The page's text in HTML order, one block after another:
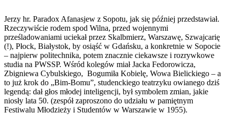
Jerzy hr. Paradox Afanasjew z Sopotu, jak się później przedstawiał.
Rzeczywiście rodem spod Wilna, przed wojennymi
prześladowaniami uciekał przez Skalbmierz, Warszawę, Szwajcarię
(!), Płock, Białystok, by osiąść w Gdańsku, a konkretnie w Sopocie
– najpierw politechnika, potem znacznie ciekawsze i rozrywkowe
studia na PWSSP. Wśród kolegów miał Jacka Fedorowicza,
Zbigniewa Cybulskiego, Bogumiła Kobielę, Wowa Bielickiego – a
to już krok do „Bim-Bomu”, studenckiego teatrzyku owianego dziś
legendą: dał głos młodej inteligencji, był symbolem zmian, jakie
niosły lata 50. (zespół zaproszono do udziału w pamiętnym
Festiwalu Młodzieży i Studentów w Warszawie w 1955).